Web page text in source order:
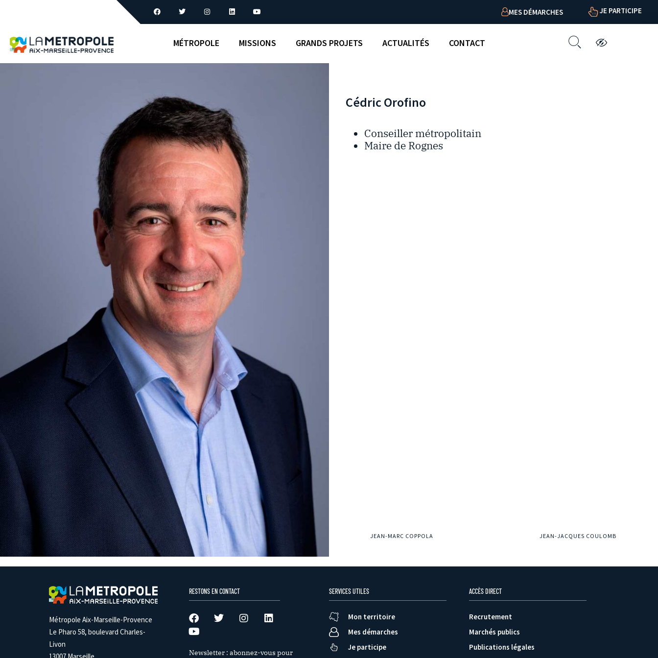
MES DÉMARCHES JE PARTICIPE
MÉTROPOLE MISSIONS GRANDS PROJETS ACTUALITÉS CONTACT
Cédric Orofino
Conseiller métropolitain
Maire de Rognes
JEAN-MARC COPPOLA JEAN-JACQUES COULOMB
Métropole Aix-Marseille-Provence
Le Pharo 58, boulevard Charles-
Livon
13007 Marseille
RESTONS EN CONTACT
Newsletter : abonnez-vous pour
SERVICES UTILES
Mon territoire
Mes démarches
Je participe
ACCÈS DIRECT
Recrutement
Marchés publics
Publications légales